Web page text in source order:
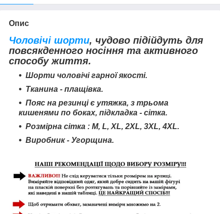
Опис
Чоловічі шорти, чудово підійдуть для
повсякденного носіння та активного
способу життя.
Шорти чоловічі гарної якості.
Тканина - плащівка.
Пояс на резинці є утяжка, з трьома
кишенями по боках, підкладка - сітка.
Розмірна сітка : M, L, XL, 2XL, 3XL, 4XL.
Виробник - Угорщина.